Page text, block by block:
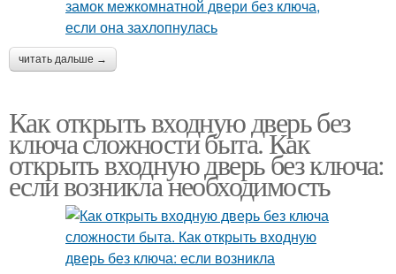
читать дальше →
Как открыть входную дверь без
ключа сложности быта. Как
открыть входную дверь без ключа:
если возникла необходимость